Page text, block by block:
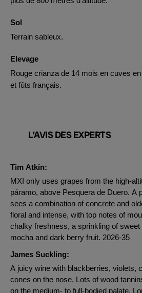
Sol
Terrain sableux.
Elevage
Rouge crianza de 14 mois en cuves
et fûts français.
L'AVIS DES EXPERTS
Tim Atkin:
MXI only uses grapes from the high-
páramo, above Pesquera de Duero. A
sees a combination of concrete and
floral and intense, with top notes of
chalky freshness, a sprinkling of
mocha and dark berry fruit. 2026-35
James Suckling:
A juicy wine with blackberries, violets,
cones on the nose. Lots of wood
on the medium- to full-bodied palate.